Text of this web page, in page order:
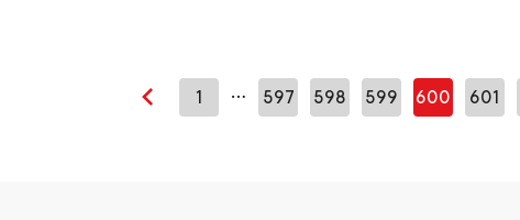
Edellinen sivu
1 … 597 598 599 600 601